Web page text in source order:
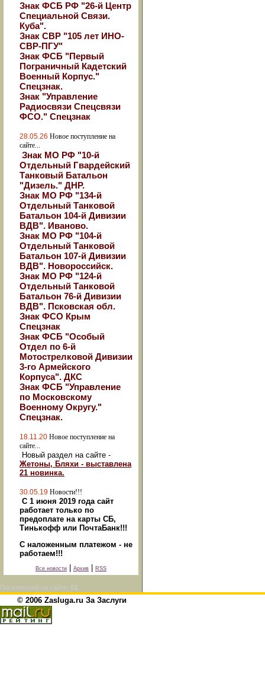
Знак ФСБ РФ "26-й Центр
Специальной Связи.
Куба".
Знак СВР "105 лет ИНО-
СВР-ПГУ"
Знак ФСБ "Первый
Пограничный Кадетский
Военный Корпус."
Спецзнак.
Знак "Управление
Радиосвязи Спецсвязи
ФСО." Спецзнак
28.05.26 Новое поступление на
сайте...
Знак МО РФ "10-й
Отдельный Гвардейский
Танковый Батальон
"Дизель." ДНР.
Знак МО РФ "134-й
Отдельный Танковой
Батальон 104-й Дивизии
ВДВ". Иваново.
Знак МО РФ "104-й
Отдельный Танковой
Батальон 107-й Дивизии
ВДВ". Новороссийск.
Знак МО РФ "124-й
Отдельный Танковой
Батальон 76-й Дивизии
ВДВ". Псковская обл.
Знак ФСО Крым
Спецзнак
Знак ФСБ "Особый
Отдел по 6-й
Мотострелковой Дивизии
3-го Армейского
Корпуса". ДКС
Знак ФСБ "Управление
по Московскому
Военному Округу."
Спецзнак.
18.11.20 Новое поступление на
сайте...
Новый раздел на сайте -
Жетоны, Бляхи - выставлена
21 новинка.
30.05.19 Новости!!!
С 1 июня 2019 года сайт
работает только по
предоплате на карты СБ,
Тинькофф или ПочтаБанк!!!
С наложенным платежом - не
работаем!!!
Все новости Архив RSS
Посетителей на сайте: 53
© 2006 Zasluga.ru За Заслуги